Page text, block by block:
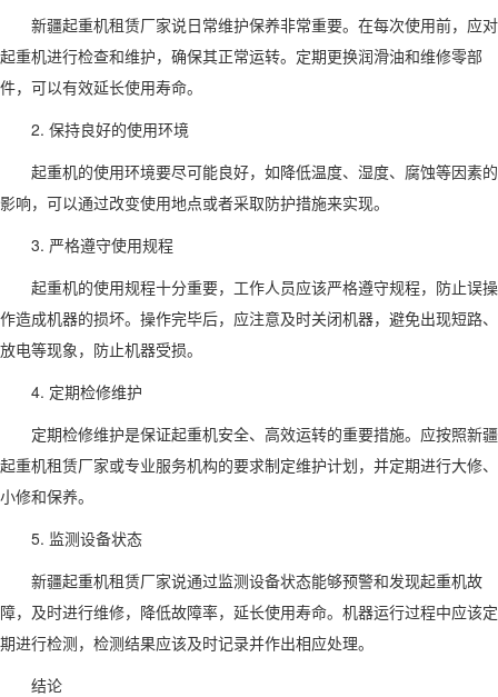
新疆起重机租赁厂家说日常维护保养非常重要。在每次使用前，应对
起重机进行检查和维护，确保其正常运转。定期更换润滑油和维修零部
件，可以有效延长使用寿命。
2. 保持良好的使用环境
起重机的使用环境要尽可能良好，如降低温度、湿度、腐蚀等因素的
影响，可以通过改变使用地点或者采取防护措施来实现。
3. 严格遵守使用规程
起重机的使用规程十分重要，工作人员应该严格遵守规程，防止误操
作造成机器的损坏。操作完毕后，应注意及时关闭机器，避免出现短路、
放电等现象，防止机器受损。
4. 定期检修维护
定期检修维护是保证起重机安全、高效运转的重要措施。应按照新疆
起重机租赁厂家或专业服务机构的要求制定维护计划，并定期进行大修、
小修和保养。
5. 监测设备状态
新疆起重机租赁厂家说通过监测设备状态能够预警和发现起重机故
障，及时进行维修，降低故障率，延长使用寿命。机器运行过程中应该定
期进行检测，检测结果应该及时记录并作出相应处理。
结论